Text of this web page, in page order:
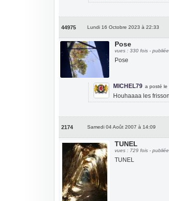
44975 Lundi 16 Octobre 2023 à 22:33
Pose
vues : 330 fois -
Pose
MICHEL79 a posté le
Houhaaaa les
2174 Samedi 04 Août 2007 à 14:09
TUNEL
vues : 729 fois -
TUNEL